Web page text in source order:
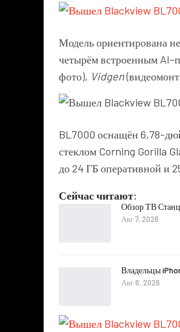
Модель ориентирована
четырём встроенным AI-
фото), Vidgen
BL7000 оснащён 6,78-
стеклом Corning Gorilla
до 24 ГБ оперативной и
Сейчас читают:
Обзор ТВ
Авг 7, 2026
Владельцы
Авг 6, 2026